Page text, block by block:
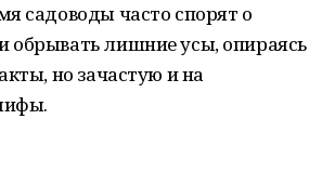
садоводы часто спорят о
обрывать лишние усы, опираясь
но зачастую и на